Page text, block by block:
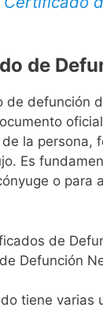
de
de defunción
la persona,
Es
o para
de
Defunción
tiene varias